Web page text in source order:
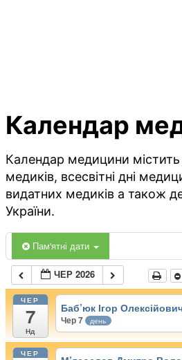
Календар
Календар медицини містить
медиків, всесвітні дні
видатних медиків а також
України.
Пам'ятні дати
ЧЕР 2026
ЧЕР
7
Нд
Баб’юк Ігор
Чер 7 день
ЧЕР